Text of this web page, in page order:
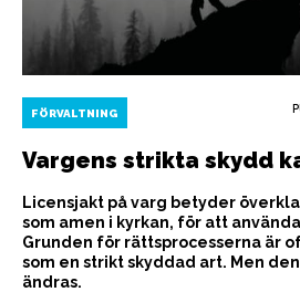
FÖRVALTNING
Vargens strikta skydd
Licensjakt på varg betyder
som amen i kyrkan, för att
Grunden för rättsprocesserna är
som en strikt skyddad art. Men
ändras.